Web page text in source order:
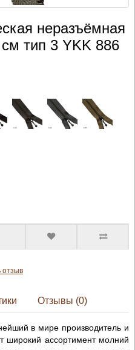
неразъёмная
тип 3 YKK 886
отзыв
Отзывы (0)
в мире производитель и
широкий ассортимент молний